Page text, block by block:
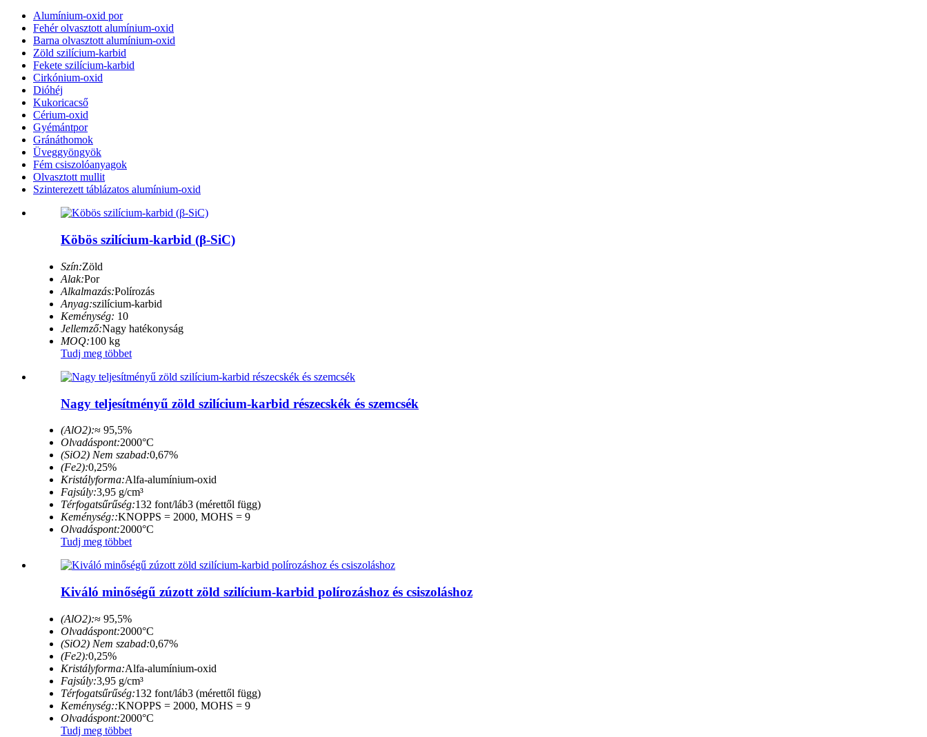
Alumínium-oxid por
Fehér olvasztott alumínium-oxid
Barna olvasztott alumínium-oxid
Zöld szilícium-karbid
Fekete szilícium-karbid
Cirkónium-oxid
Dióhéj
Kukoricacső
Cérium-oxid
Gyémántpor
Gránáthomok
Üveggyöngyök
Fém csiszolóanyagok
Olvasztott mullit
Szinterezett táblázatos alumínium-oxid
Köbös szilícium-karbid (β-SiC)
Szín:Zöld
Alak:Por
Alkalmazás:Polírozás
Anyag:szilícium-karbid
Keménység: 10
Jellemző:Nagy hatékonyság
MOQ:100 kg
Tudj meg többet
Nagy teljesítményű zöld szilícium-karbid részecskék és szemcsék
(AlO2):≈ 95,5%
Olvadáspont:2000°C
(SiO2) Nem szabad:0,67%
(Fe2):0,25%
Kristályforma:Alfa-alumínium-oxid
Fajsúly:3,95 g/cm³
Térfogatsűrűség:132 font/láb3 (mérettől függ)
Keménység::KNOPPS = 2000, MOHS = 9
Olvadáspont:2000°C
Tudj meg többet
Kiváló minőségű zúzott zöld szilícium-karbid polírozáshoz és csiszoláshoz
(AlO2):≈ 95,5%
Olvadáspont:2000°C
(SiO2) Nem szabad:0,67%
(Fe2):0,25%
Kristályforma:Alfa-alumínium-oxid
Fajsúly:3,95 g/cm³
Térfogatsűrűség:132 font/láb3 (mérettől függ)
Keménység::KNOPPS = 2000, MOHS = 9
Olvadáspont:2000°C
Tudj meg többet